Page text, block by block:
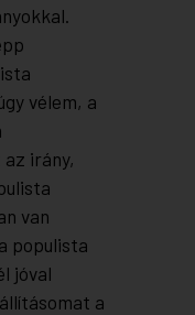
vélem, a
irány,
van
populista
jóval
a